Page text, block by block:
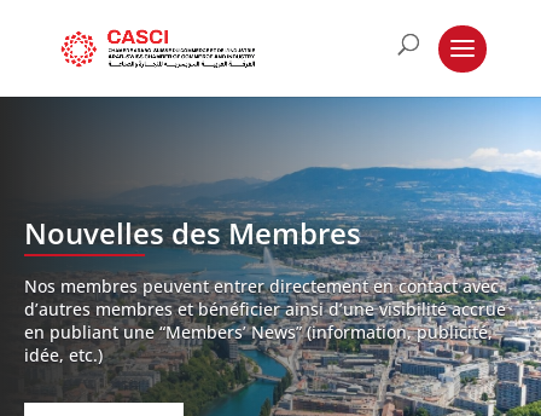
Nouvelles des Membres
Nos membres peuvent entrer directement en contact avec
d’autres membres et bénéficier ainsi d’une visibilité accrue
en publiant une “Members’ News” (information, publicité,
idée, etc.)